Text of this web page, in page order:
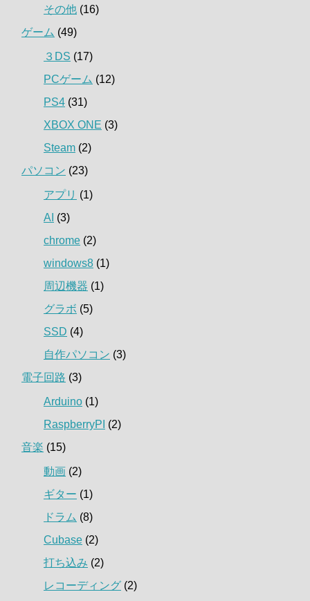
その他 (16)
ゲーム (49)
３DS (17)
PCゲーム (12)
PS4 (31)
XBOX ONE (3)
Steam (2)
パソコン (23)
アプリ (1)
AI (3)
chrome (2)
windows8 (1)
周辺機器 (1)
グラボ (5)
SSD (4)
自作パソコン (3)
電子回路 (3)
Arduino (1)
RaspberryPI (2)
音楽 (15)
動画 (2)
ギター (1)
ドラム (8)
Cubase (2)
打ち込み (2)
レコーディング (2)